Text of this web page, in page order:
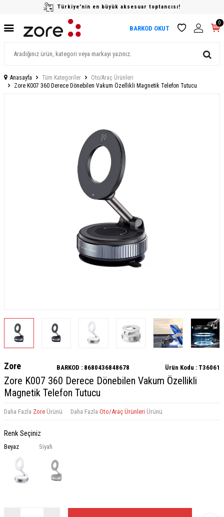
Türkiye'nin en büyük aksesuar toptancısı!
BARKOD OKUT
0
Anasayfa Tüm Kategoriler
Oto/Araç Ürünleri
Zore K007 360 Derece Dönebilen Vakum Özellikli Magnetik Telefon Tutucu
Zore BARKOD : 8680436848678 Ürün Kodu : T36061
Zore K007 360 Derece Dönebilen Vakum Özellikli
Magnetik Telefon Tutucu
Daha Fazla Zore Ürünü Daha Fazla Oto/Araç Ürünleri Ürünü
Renk Seçiniz
Beyaz Siyah